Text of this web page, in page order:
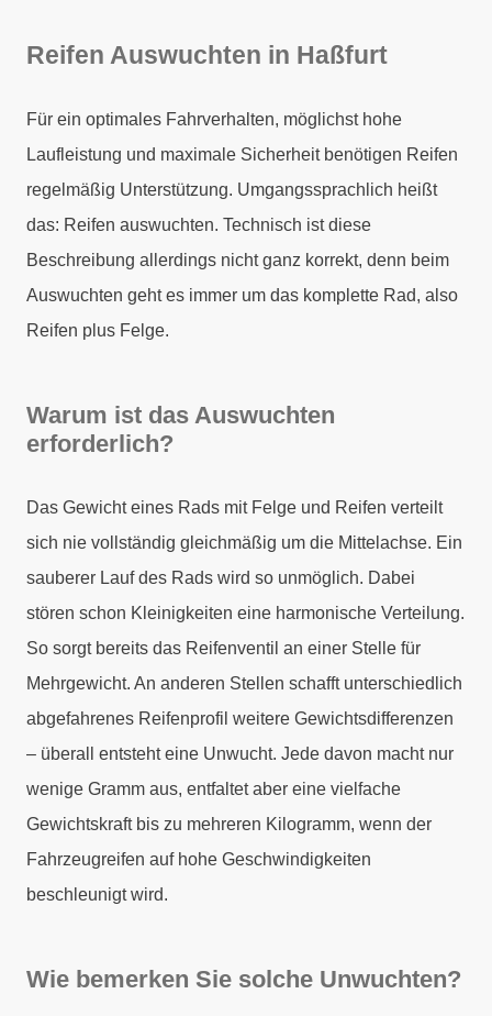
Reifen Auswuchten in Haßfurt
Für ein optimales Fahrverhalten, möglichst hohe
Laufleistung und maximale Sicherheit benötigen Reifen
regelmäßig Unterstützung. Umgangssprachlich heißt
das: Reifen auswuchten. Technisch ist diese
Beschreibung allerdings nicht ganz korrekt, denn beim
Auswuchten geht es immer um das komplette Rad, also
Reifen plus Felge.
Warum ist das Auswuchten
erforderlich?
Das Gewicht eines Rads mit Felge und Reifen verteilt
sich nie vollständig gleichmäßig um die Mittelachse. Ein
sauberer Lauf des Rads wird so unmöglich. Dabei
stören schon Kleinigkeiten eine harmonische Verteilung.
So sorgt bereits das Reifenventil an einer Stelle für
Mehrgewicht. An anderen Stellen schafft unterschiedlich
abgefahrenes Reifenprofil weitere Gewichtsdifferenzen
– überall entsteht eine Unwucht. Jede davon macht nur
wenige Gramm aus, entfaltet aber eine vielfache
Gewichtskraft bis zu mehreren Kilogramm, wenn der
Fahrzeugreifen auf hohe Geschwindigkeiten
beschleunigt wird.
Wie bemerken Sie solche Unwuchten?